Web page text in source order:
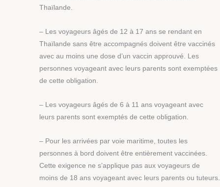
Thaïlande.
– Les voyageurs âgés de 12 à 17 ans se rendant en
Thaïlande sans être accompagnés doivent être vaccinés
avec au moins une dose d’un vaccin approuvé. Les
personnes voyageant avec leurs parents sont exemptées
de cette obligation.
– Les voyageurs âgés de 6 à 11 ans voyageant avec
leurs parents sont exemptés de cette obligation.
– Pour les arrivées par voie maritime, toutes les
personnes à bord doivent être entièrement vaccinées.
Cette exigence ne s’applique pas aux voyageurs de
moins de 18 ans voyageant avec leurs parents ou tuteurs.